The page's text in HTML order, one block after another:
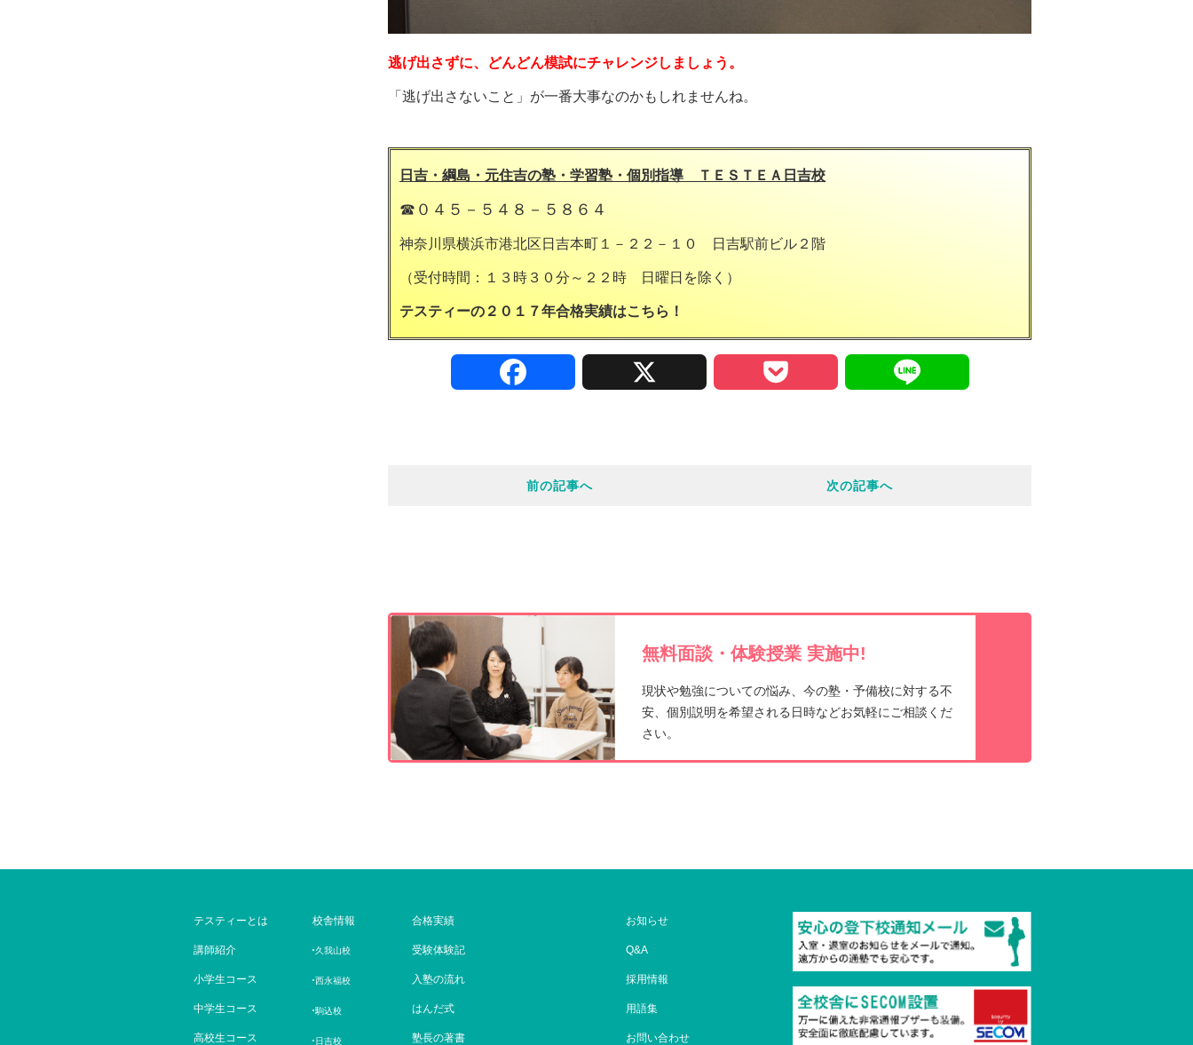
逃げ出さずに、どんどん模試にチャレンジしましょう。
「逃げ出さないこと」が一番大事なのかもしれませんね。
日吉・綱島・元住吉の塾・学習塾・個別指導 ＴＥＳＴＥＡ日吉校
☎０４５－５４８－５８６４
神奈川県横浜市港北区日吉本町１－２２－１０ 日吉駅前ビル２階
（受付時間：１３時３０分～２２時 日曜日を除く）
テスティーの２０１７年合格実績はこちら！
k
前の記事へ 次の記事へ
無料面談・体験授業 実施中!
現状や勉強についての悩み、今の塾・予備校に対する不
安、個別説明を希望される日時などお気軽にご相談くだ
さい。
テスティーとは
講師紹介
小学生コース
中学生コース
高校生コース
校舎情報
久我山校
西永福校
駒込校
日吉校
合格実績
受験体験記
入塾の流れ
はんだ式
塾長の著書
お知らせ
Q&A
採用情報
用語集
お問い合わせ